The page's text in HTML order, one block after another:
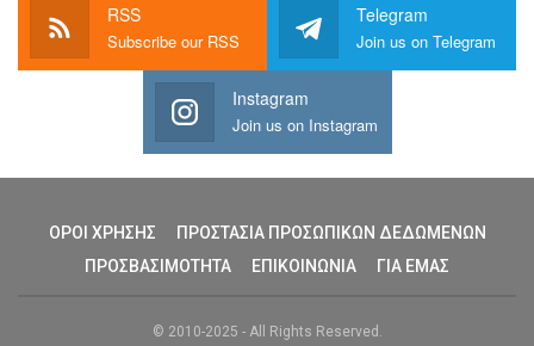
RSS
Subscribe our RSS
Telegram
Join us on Telegram
Instagram
Join us on Instagram
ΟΡΟΙ ΧΡΗΣΗΣ
ΠΡΟΣΤΑΣΙΑ ΠΡΟΣΩΠΙΚΩΝ ΔΕΔΩΜΕΝΩΝ
ΠΡΟΣΒΑΣΙΜΟΤΗΤΑ
ΕΠΙΚΟΙΝΩΝΙΑ ΓΙΑ ΕΜΑΣ
© 2010-2025 - All Rights Reserved.